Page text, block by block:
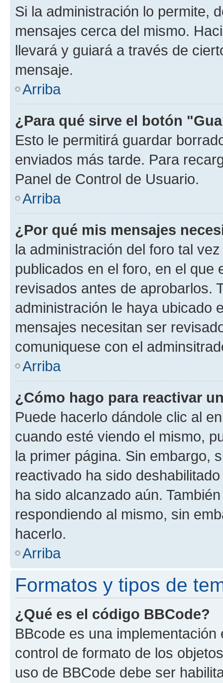
Si la administración lo permite,
mensajes cerca del mismo.
llevará y guiará a través de
mensaje.
Arriba
¿Para qué sirve el botón
Esto le permitirá guardar
enviados más tarde. Para
Panel de Control de Usuario.
Arriba
¿Por qué mis mensajes
la administración del foro tal
publicados en el foro, en el
revisados antes de aprobarlos.
administración le haya ubicado
mensajes necesitan ser
comuniquese con el
Arriba
¿Cómo hago para reactivar
Puede hacerlo dándole clic al
cuando esté viendo el mismo,
la primer página. Sin embargo,
reactivado ha sido
ha sido alcanzado aún.
respondiendo al mismo, sin
hacerlo.
Arriba
Formatos y tipos de
¿Qué es el código BBCode?
BBcode es una
control de formato de los
uso de BBCode debe ser